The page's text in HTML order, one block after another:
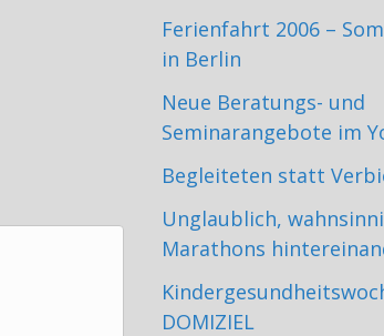
Ferienfahrt 2006 –
in Berlin
Neue Beratungs- und
Seminarangebote im
Begleiteten statt
Unglaublich,
Marathons
DOMIZIEL